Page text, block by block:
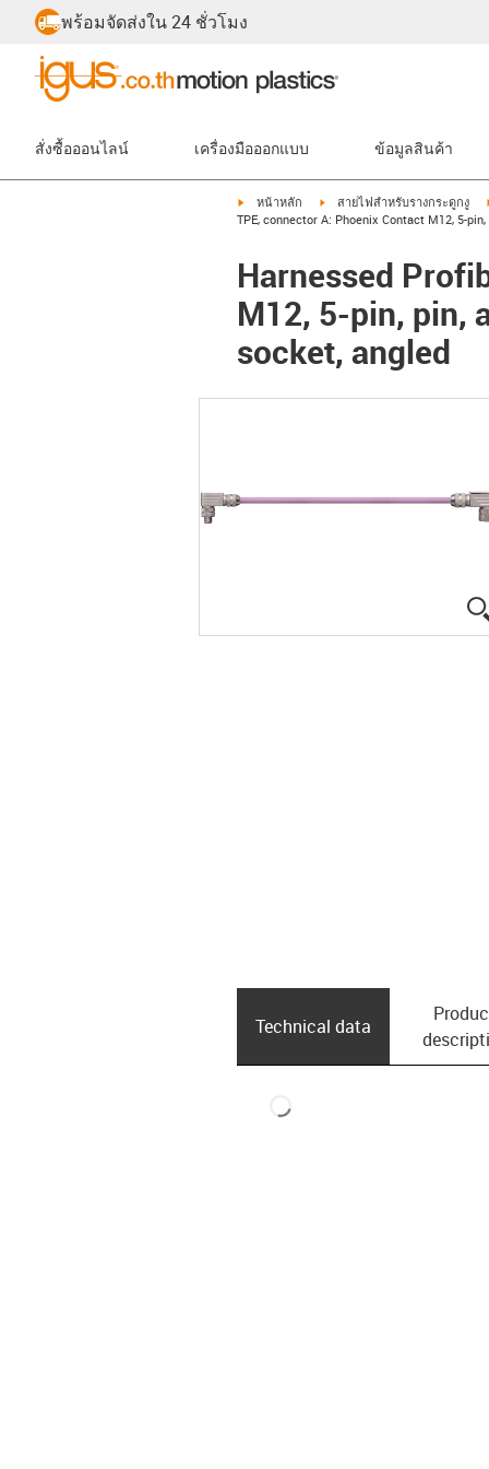
พร้อมจัดส่งใน 24 ชั่วโมง
สั่งซื้อออนไลน์ เครื่องมือออกแบบ ข้อมูลสินค้า
igus-icon-arrow-right
หน้าหลัก igus-icon-arrow-right
สายไฟสำหรับรางกระดูกงู
TPE, connector A: Phoenix Contact M12, 5-
Harnessed
M12, 5-pin, pin,
socket, angled
Technical data